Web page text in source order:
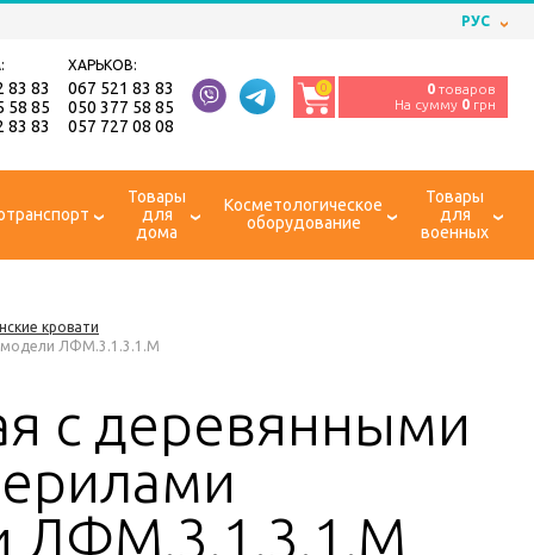
РУС
83 83
58 85
83 83
ХАРЬКОВ:
067 521 83 83
050 377 58 85
057 727 08 08
0 0 товаров
На сумму 0 грн
Товары
для
дома
Косметологическое
оборудование
Товары
для
военных
кровати
модели ЛФМ.3.1.3.1.М
с деревянными
ЛФМ.3.1.3.1.М